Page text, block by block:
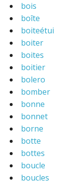
bois
boîte
boiteétui
boiter
boites
boitier
bolero
bomber
bonne
bonnet
borne
botte
bottes
boucle
boucles